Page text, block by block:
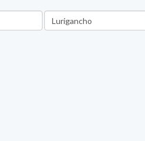
Ubicación